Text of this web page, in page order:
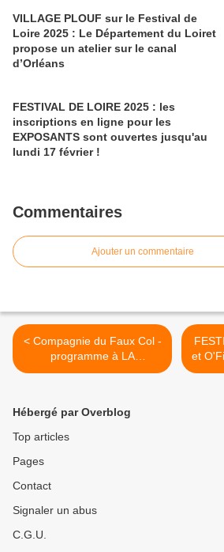
VILLAGE PLOUF sur le Festival de
Loire 2025 : Le Département du Loiret
propose un atelier sur le canal
d’Orléans
FESTIVAL DE LOIRE 2025 : les
inscriptions en ligne pour les
EXPOSANTS sont ouvertes jusqu'au
lundi 17 février !
Commentaires
Ajouter un commentaire
< Compagnie du Faux Col -
programme à LA
FABRIQUE DE MEUNG
et
Hébergé par Overblog
Top articles
Pages
Contact
Signaler un abus
C.G.U.